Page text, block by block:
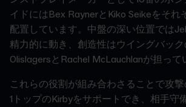
イドにはBex RaynerとKiko Seikeをそれ
配置しています。中盤の深い位置では
精力的に動き、創造性はウイングバッ
OlislagersとRachel McLauchlanが担って
これらの役割が組み合わさることで攻撃
1トップのKirbyをサポートでき、相手守